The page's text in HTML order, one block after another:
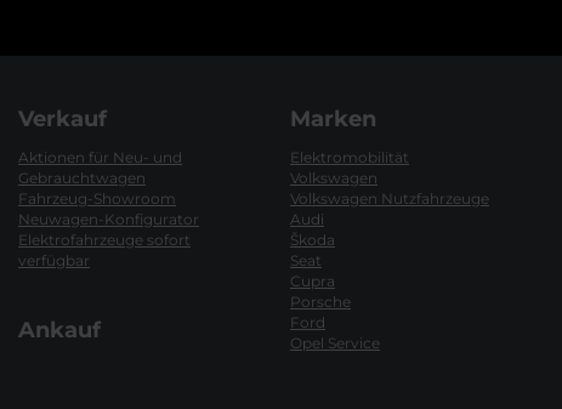
Verkauf
Aktionen für Neu- und
Gebrauchtwagen
Fahrzeug-Showroom
Neuwagen-Konfigurator
Elektrofahrzeuge sofort
verfügbar
Ankauf
Marken
Elektromobilität
Volkswagen
Volkswagen Nutzfahrzeuge
Audi
Škoda
Seat
Cupra
Porsche
Ford
Opel Service